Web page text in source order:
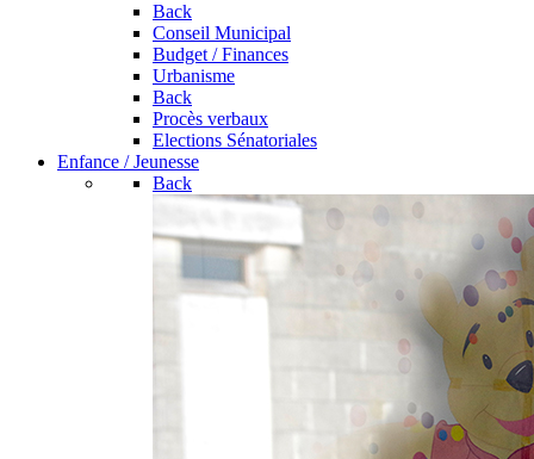
Back
Conseil Municipal
Budget / Finances
Urbanisme
Back
Procès verbaux
Elections Sénatoriales
Enfance / Jeunesse
Back